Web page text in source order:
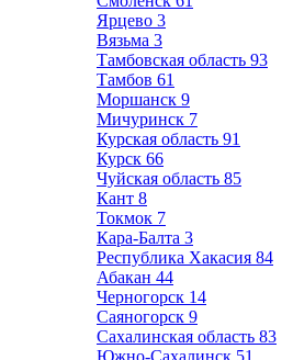
Ярцево 3
Вязьма 3
Тамбовская область 93
Тамбов 61
Моршанск 9
Мичуринск 7
Курская область 91
Курск 66
Чуйская область 85
Кант 8
Токмок 7
Кара-Балта 3
Республика Хакасия 84
Абакан 44
Черногорск 14
Саяногорск 9
Сахалинская область 83
Южно-Сахалинск 51